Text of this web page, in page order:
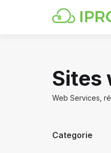
Sites
Web Services,
Categorie